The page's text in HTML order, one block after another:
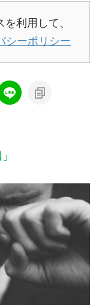
利用して、
シーポリシー